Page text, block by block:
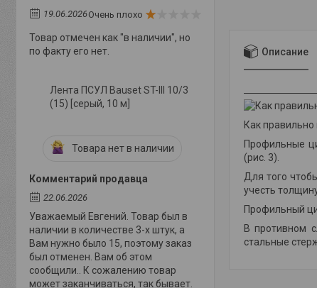
Описание
Как
Профильные
(рис. 3)
Для того
учесть
Профильный
В противном
стальные
19.06.2026Очень плохо
Товар отмечен как "в наличии", но
по факту его нет.
Лента ПСУЛ Bauset ST-III 10/3
(15) [серый, 10 м]
Товара нет в наличии
Комментарий продавца
22.06.2026
Уважаемый Евгений. Товар был в
наличии в количестве 3-х штук, а
Вам нужно было 15, поэтому заказ
был отменен. Вам об этом
сообщили.. К сожалению товар
может заканчиваться, так бывает.